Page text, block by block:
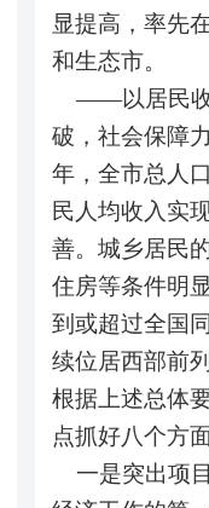
显提高，率先
和生态市。
——以居民收
破，社会保障
年，全市总人
民人均收入实
善。城乡居民
住房等条件明
到或超过全国
续位居西部前列
根据上述总体
点抓好八个方
一是突出项